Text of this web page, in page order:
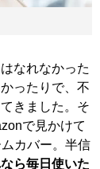
なれなかった
ったりで、不
きました。そ
で見かけて
カバー。半信
なら毎日使いた